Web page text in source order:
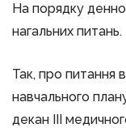
На порядку
нагальних питань.
Так, про питання
навчального
декан ІІІ